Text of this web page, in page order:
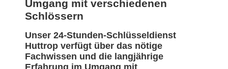
Umgang mit verschiedenen
Schlössern
Unser 24-Stunden-Schlüsseldienst
Huttrop verfügt über das nötige
Fachwissen und die langjährige